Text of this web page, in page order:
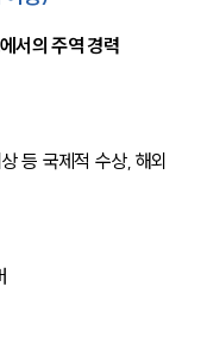
서의 주역 경력
등 국제적 수상, 해외